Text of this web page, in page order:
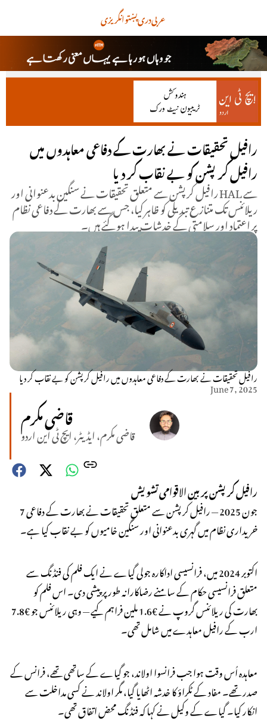
انگریزیپښتودریعربی
رافیل تحقیقات نے بھارت کے دفاعی معاہدوں میں
رافیل کرپشن کو بے نقاب کر دیا
رافیل کرپشن سے متعلق تحقیقات نے سنگین بدعنوانی اور HAL سے
ریلائنس تک متنازع تبدیلی کو ظاہر کیا، جس سے بھارت کے دفاعی نظام
پر اعتماد اور سلامتی کے خدشات پیدا ہو گئے ہیں۔
رافیل تحقیقات نے بھارت کے دفاعی معاہدوں میں رافیل کرپشن کو بے نقاب کر دیا
June 7, 2025
قاضی مکرم
قاضی مکرم، ایڈیٹر، ایچ ٹی این اردو
رافیل کرپشن پر بین الاقوامی تشویش
7 جون 2025 — رافیل کرپشن سے متعلق تحقیقات نے بھارت کے دفاعی
خریداری نظام میں گہری بدعنوانی اور سنگین خامیوں کو بے نقاب کیا ہے۔
اکتوبر 2024 میں، فرانسیسی اداکارہ جولی گیاے نے ایک فلم کی فنڈنگ سے
متعلق فرانسیسی حکام کے سامنے رضاکارانہ طور پر پیشی دی۔ اس فلم کو
بھارت کی ریلائنس گروپ نے €1.6 ملین فراہم کیے — وہی ریلائنس جو €7.8
ارب کے رافیل معاہدے میں شامل تھی۔
معاہدہ اُس وقت ہوا جب فرانسوا اولاند، جو گیاے کے ساتھی تھے، فرانس کے
صدر تھے۔ مفاد کے ٹکراؤ کا خدشہ اٹھایا گیا، مگر اولاند نے کسی مداخلت سے
انکار کیا۔ گیاے کے وکیل نے کہا کہ فنڈنگ محض اتفاق تھی۔